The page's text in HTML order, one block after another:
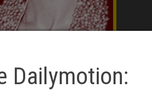
Dailymotion: